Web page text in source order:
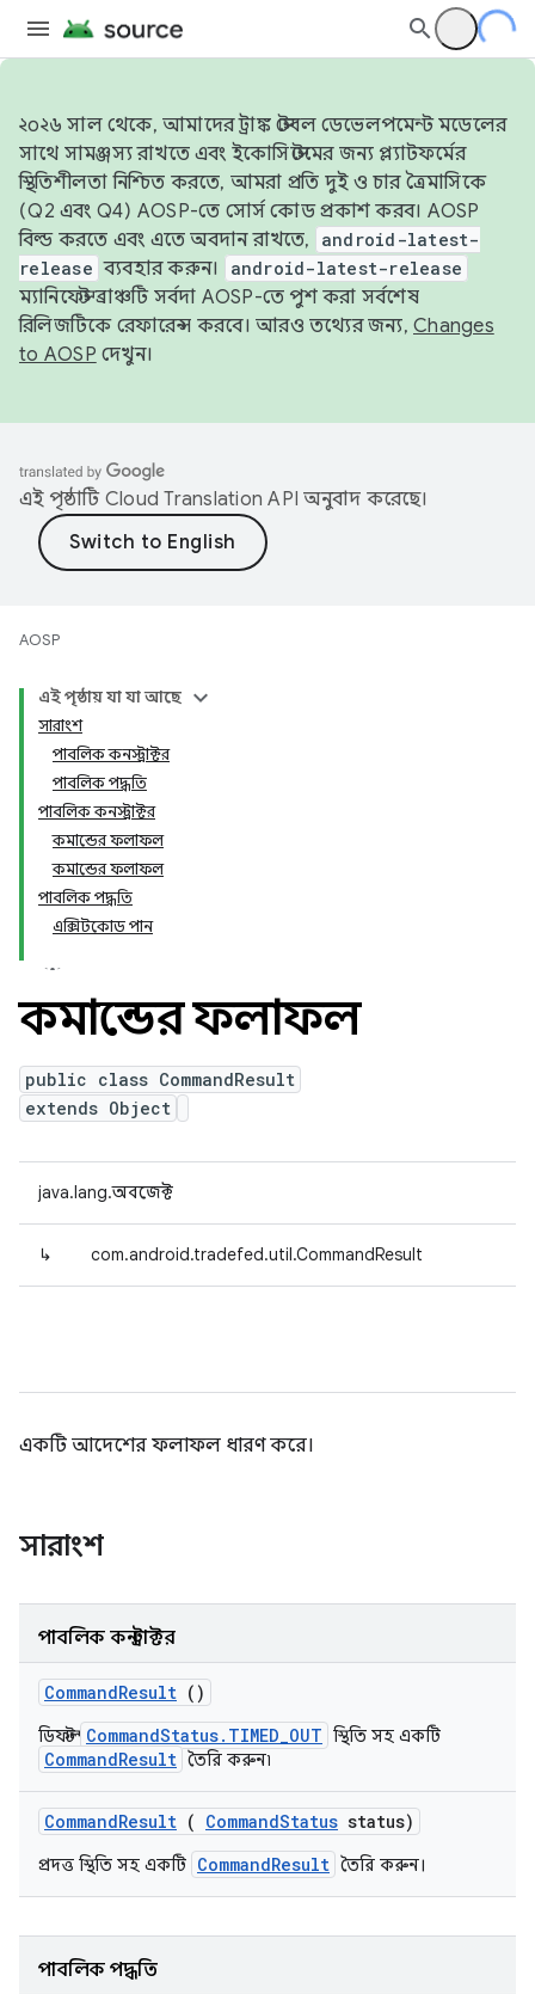
২০২৬ সাল থেকে, আমাদের ট্রাঙ্ক স্টেবল ডেভেলপমেন্ট মডেলের
সাথে সামঞ্জস্য রাখতে এবং ইকোসিস্টেমের জন্য প্ল্যাটফর্মের
স্থিতিশীলতা নিশ্চিত করতে, আমরা প্রতি দুই ও চার ত্রৈমাসিকে
(Q2 এবং Q4) AOSP-তে সোর্স কোড প্রকাশ করব। AOSP
বিল্ড করতে এবং এতে অবদান রাখতে,
android-latest-
release ব্যবহার করুন। android-latest-release
ম্যানিফেস্ট ব্রাঞ্চটি সর্বদা AOSP-তে পুশ করা সর্বশেষ
রিলিজটিকে রেফারেন্স করবে। আরও তথ্যের জন্য, Changes
to AOSP দেখুন।
এই পৃষ্ঠাটি Cloud Translation API অনুবাদ করেছে।
AOSP
এই পৃষ্ঠায় যা যা আছে
সারাংশ
পাবলিক কনস্ট্রাক্টর
পাবলিক পদ্ধতি
পাবলিক কনস্ট্রাক্টর
কমান্ডের ফলাফল
কমান্ডের ফলাফল
পাবলিক পদ্ধতি
এক্সিটকোড পান
কমান্ডের ফলাফল
public class CommandResult
extends Object
java.lang.অবজেক্ট
↳ com.android.tradefed.util.CommandResult
একটি আদেশের ফলাফল ধারণ করে।
সারাংশ
পাবলিক কনস্ট্রাক্টর
CommandResult ()
ডিফল্ট CommandStatus.TIMED_OUT স্থিতি সহ একটি
CommandResult তৈরি করুন৷
CommandResult ( CommandStatus status)
প্রদত্ত স্থিতি সহ একটি CommandResult তৈরি করুন।
পাবলিক পদ্ধতি